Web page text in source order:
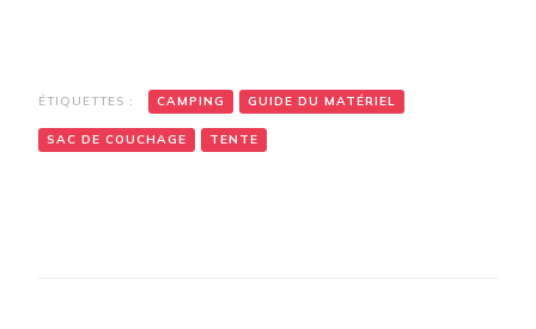
ÉTIQUETTES : CAMPING GUIDE DU MATÉRIEL
SAC DE COUCHAGE TENTE